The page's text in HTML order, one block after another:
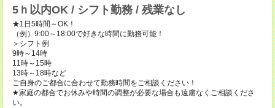
5ｈ以内OK / シフト勤務 / 残業なし
★1日5時間～OK！
（例）9:00～18:00で好きな時間に勤務可能！
＞シフト例
9時～14時
11時～15時
13時～18時など
ご自身のご都合に合わせて勤務時間をご相談ください！
★家庭の都合でお休みや時間の調整が必要な場合も遠慮なくご相談くださ
い。